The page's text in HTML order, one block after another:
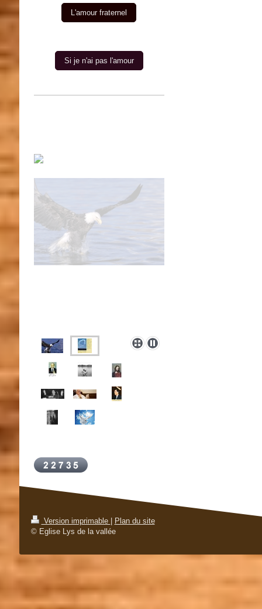
L'amour fraternel
Si je n'ai pas l'amour
Version imprimable
Plan du site
© Eglise Lys de la vallée